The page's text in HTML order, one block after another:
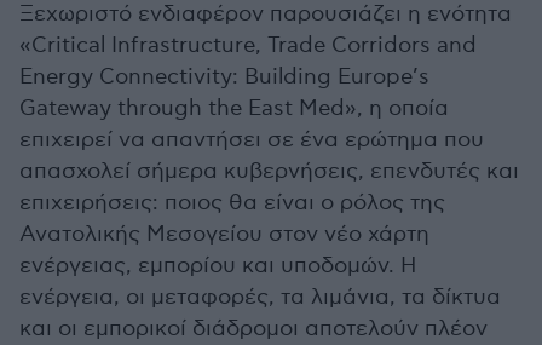
Ξεχωριστό ενδιαφέρον παρουσιάζει η ενότητα
«Critical Infrastructure, Trade Corridors and
Energy Connectivity: Building Europe’s
Gateway through the East Med», η οποία
επιχειρεί να απαντήσει σε ένα ερώτημα που
απασχολεί σήμερα κυβερνήσεις, επενδυτές και
επιχειρήσεις: ποιος θα είναι ο ρόλος της
Ανατολικής Μεσογείου στον νέο χάρτη
ενέργειας, εμπορίου και υποδομών. Η
ενέργεια, οι μεταφορές, τα λιμάνια, τα δίκτυα
και οι εμπορικοί διάδρομοι αποτελούν πλέον